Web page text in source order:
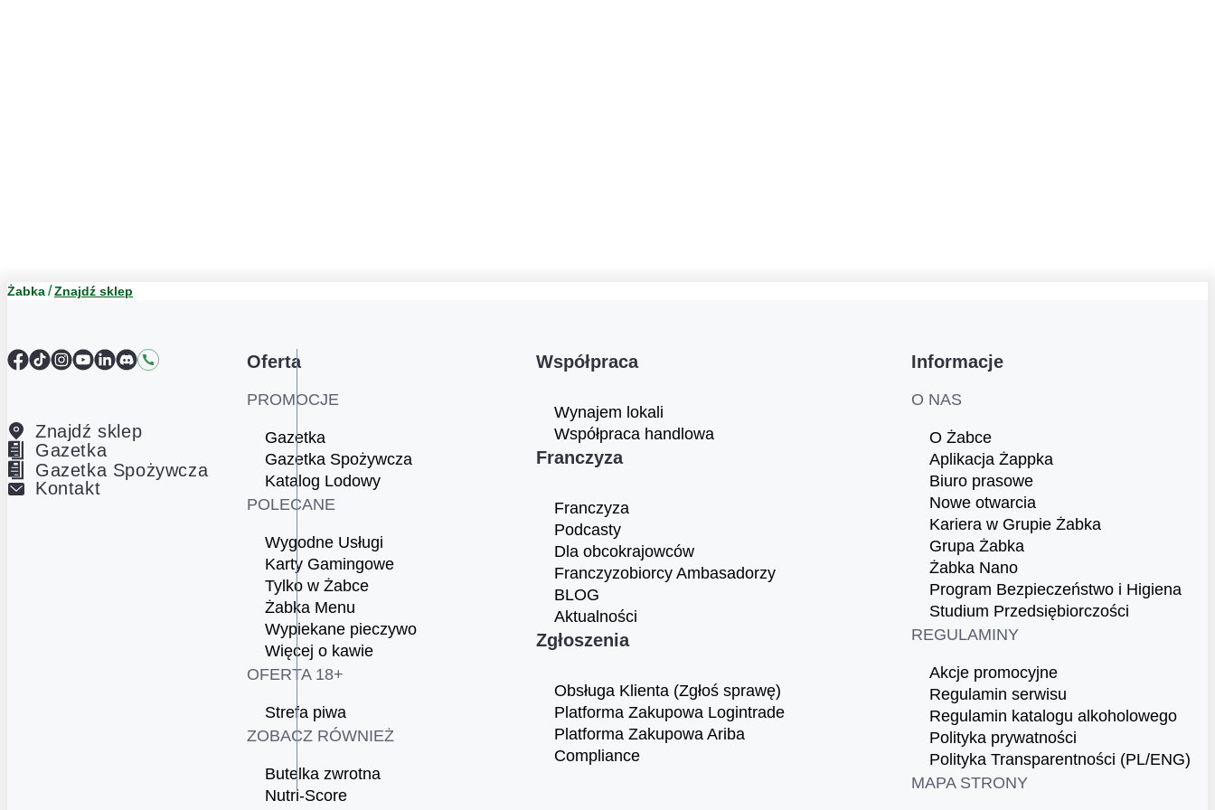
Żabka Znajdź sklep
Facebook
TikTokInstagram
YouTube
LinkedIn
DiscordKontakt
Znajdź sklep
Gazetka
Gazetka Spożywcza
Kontakt
Oferta
PROMOCJE
Gazetka
Gazetka Spożywcza
Katalog Lodowy
POLECANE
Wygodne Usługi
Karty Gamingowe
Tylko w Żabce
Żabka Menu
Wypiekane pieczywo
Więcej o kawie
OFERTA 18+
Strefa piwa
ZOBACZ RÓWNIEŻ
Butelka zwrotna
Nutri-Score
Współpraca
Wynajem lokali
Współpraca handlowa
Franczyza
Franczyza
Podcasty
Dla obcokrajowców
Franczyzobiorcy Ambasadorzy
BLOG
Aktualności
Zgłoszenia
Obsługa Klienta (Zgłoś sprawę)
Platforma Zakupowa Logintrade
Platforma Zakupowa Ariba
Compliance
Informacje
O NAS
O Żabce
Aplikacja Żappka
Biuro prasowe
Nowe otwarcia
Kariera w Grupie Żabka
Grupa Żabka
Żabka Nano
Program Bezpieczeństwo i Higiena
Studium Przedsiębiorczości
REGULAMINY
Akcje promocyjne
Regulamin serwisu
Regulamin katalogu alkoholowego
Polityka prywatności
Polityka Transparentności (PL/ENG)
MAPA STRONY